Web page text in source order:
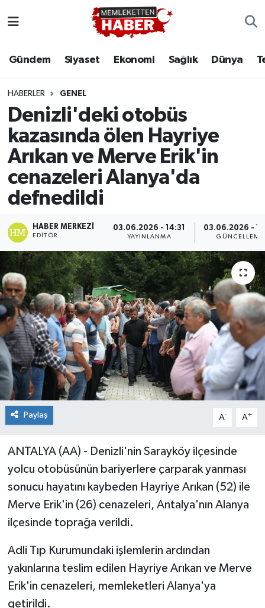
Gündem Siyaset Ekonomi Sağlık Dünya
HABERLER GENEL
Denizli'deki otobüs
kazasında ölen Hayriye
Arıkan ve Merve Erik'in
cenazeleri Alanya'da
defnedildi
HABER MERKEZI
EDITÖR
03.06.2026 - 14:31
YAYINLANMA
03.06.2026 -
GÜNCELLEME
Paylaş A- A+
ANTALYA (AA) - Denizli'nin Sarayköy ilçesinde
yolcu otobüsünün bariyerlere çarparak yanması
sonucu hayatını kaybeden Hayriye Arıkan (52) ile
Merve Erik'in (26) cenazeleri, Antalya'nın Alanya
ilçesinde toprağa verildi.
Adli Tıp Kurumundaki işlemlerin ardından
yakınlarına teslim edilen Hayriye Arıkan ve Merve
Erik'in cenazeleri, memleketleri Alanya'ya
getirildi.